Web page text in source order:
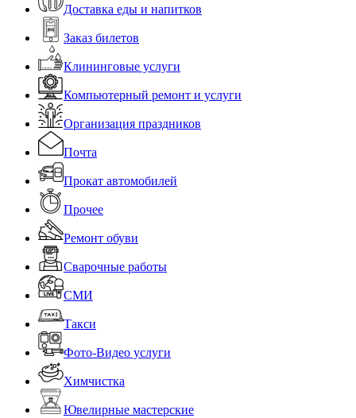
Доставка еды и напитков
Заказ билетов
Клининговые услуги
Компьютерный ремонт и услуги
Организация праздников
Почта
Прокат автомобилей
Прочее
Ремонт обуви
Сварочные работы
СМИ
Такси
Фото-Видео услуги
Химчистка
Ювелирные мастерские